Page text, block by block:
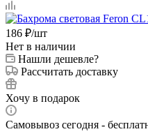
186 ₽/шт
Нет в наличии
Нашли дешевле?
Рассчитать доставку
Хочу в подарок
Самовывоз сегодня -